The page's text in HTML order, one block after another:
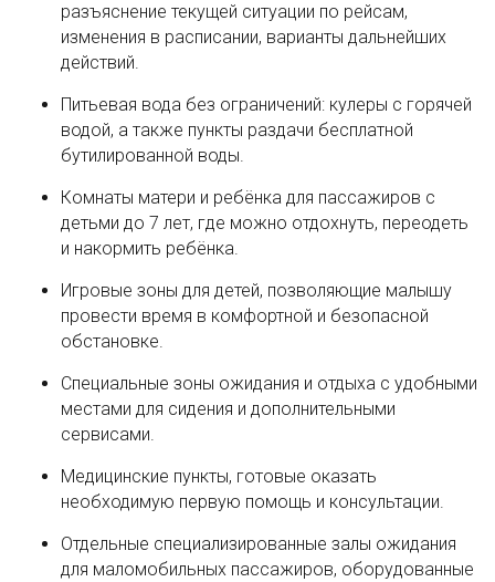
разъяснение текущей ситуации по рейсам,
изменения в расписании, варианты дальнейших
действий.
Питьевая вода без ограничений: кулеры с горячей
водой, а также пункты раздачи бесплатной
бутилированной воды.
Комнаты матери и ребёнка для пассажиров с
детьми до 7 лет, где можно отдохнуть, переодеть
и накормить ребёнка.
Игровые зоны для детей, позволяющие малышу
провести время в комфортной и безопасной
обстановке.
Специальные зоны ожидания и отдыха с удобными
местами для сидения и дополнительными
сервисами.
Медицинские пункты, готовые оказать
необходимую первую помощь и консультации.
Отдельные специализированные залы ожидания
для маломобильных пассажиров, оборудованные